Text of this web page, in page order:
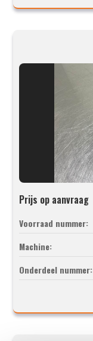
Prijs op aanvraag
Voorraad nummer:
Machine:
Onderdeel nummer: